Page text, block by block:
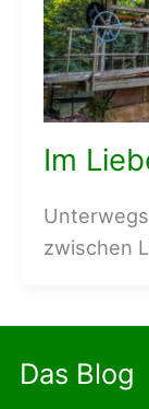
Im
zwischen
Das Blog